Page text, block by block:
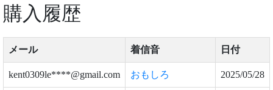
購入履歴
メール 着信音 日付
kent0309le****@gmail.com おもしろ 2025/05/28